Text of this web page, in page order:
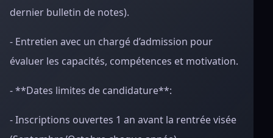
dernier bulletin de notes).
- Entretien avec un chargé d’admission pour
évaluer les capacités, compétences et motivation.
- **Dates limites de candidature**:
- Inscriptions ouvertes 1 an avant la rentrée visée